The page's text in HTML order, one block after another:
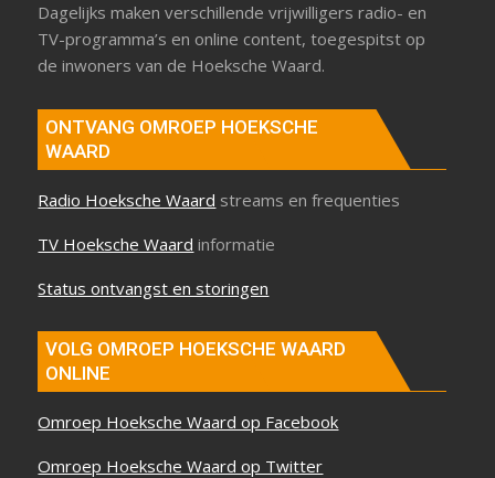
Dagelijks maken verschillende vrijwilligers radio- en
TV-programma’s en online content, toegespitst op
de inwoners van de Hoeksche Waard.
ONTVANG OMROEP HOEKSCHE
WAARD
Radio Hoeksche Waard streams en frequenties
TV Hoeksche Waard informatie
Status ontvangst en storingen
VOLG OMROEP HOEKSCHE WAARD
ONLINE
Omroep Hoeksche Waard op Facebook
Omroep Hoeksche Waard op Twitter